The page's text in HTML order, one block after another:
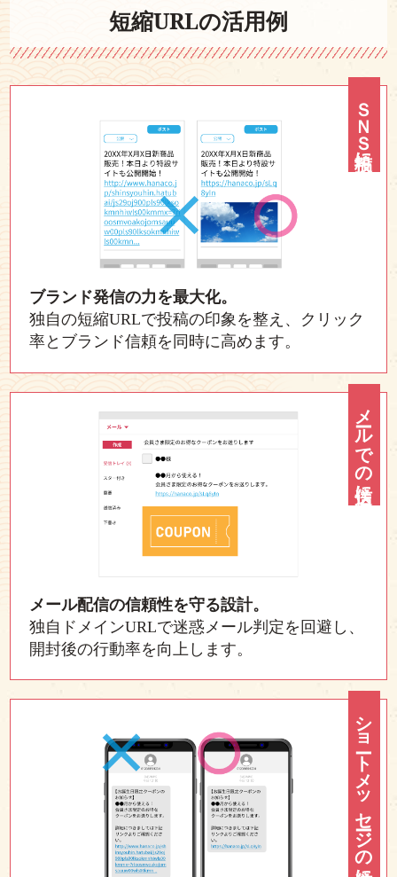
短縮URLの活用例
ＳＮＳ投稿に
ブランド発信の力を最大化。
独自の短縮URLで投稿の印象を整え、クリック
率とブランド信頼を同時に高めます。
メールでの送信に
メール配信の信頼性を守る設計。
独自ドメインURLで迷惑メール判定を回避し、
開封後の行動率を向上します。
ショートメッセージの送信に